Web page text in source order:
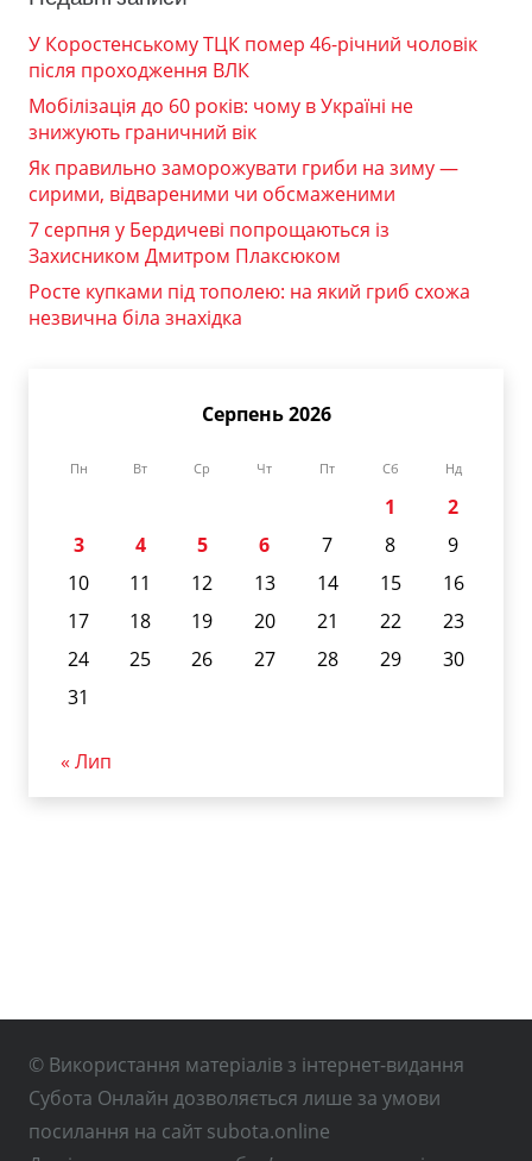
У Коростенському ТЦК помер 46-річний чоловік
після проходження ВЛК
Мобілізація до 60 років: чому в Україні не
знижують граничний вік
Як правильно заморожувати гриби на зиму —
сирими, відвареними чи обсмаженими
7 серпня у Бердичеві попрощаються із
Захисником Дмитром Плаксюком
Росте купками під тополею: на який гриб схожа
незвична біла знахідка
Серпень 2026
Пн Вт Ср Чт Пт Сб Нд
1
2
3
4 5 6 7 8
9
10
11 12 13 14 15
16
17
18 19 20 21 22
23
24
25 26 27 28 29
30
31
« Лип
© Використання матеріалів з інтернет-видання
Субота Онлайн дозволяється лише за умови
посилання на сайт subota.online